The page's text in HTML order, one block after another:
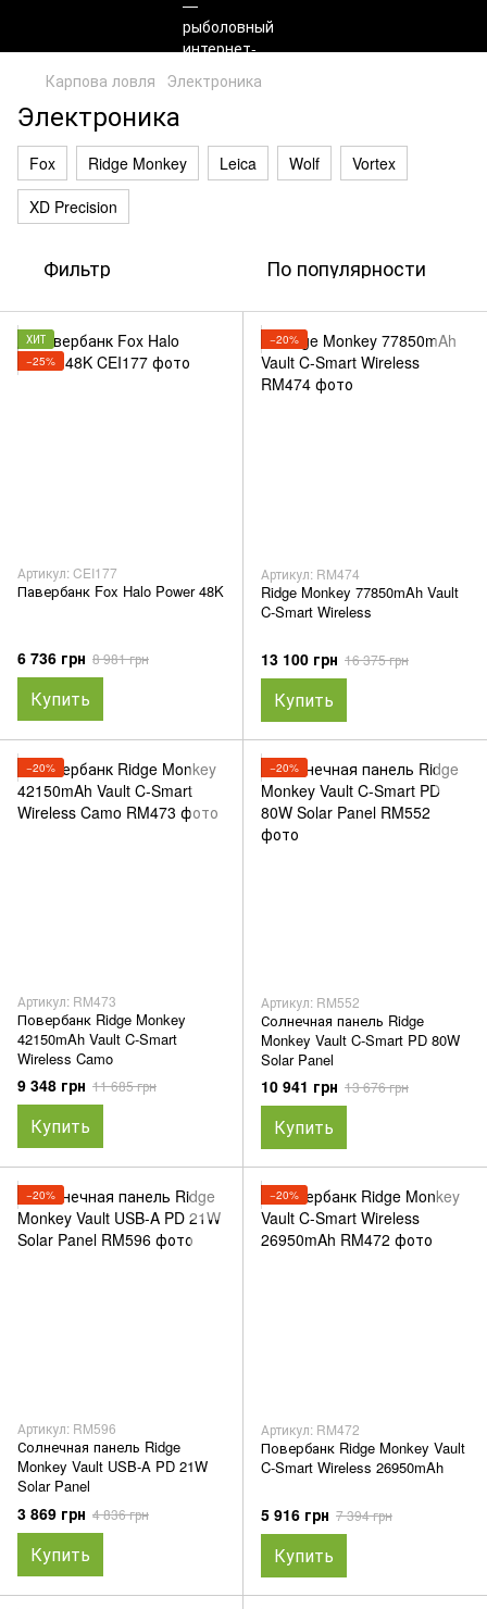
Карпова ловля Электроника
Электроника
Fox Ridge Monkey Leica Wolf
Vortex
XD Precision
Фильтр По популярности
ХИТ
−25%
Артикул: CEI177
Павербанк Fox Halo Power 48K
6 736 грн 8 981 грн
Купить
−20%
Артикул: RM474
Ridge Monkey 77850mAh Vault
C-Smart Wireless
13 100 грн 16 375 грн
Купить
−20%
Артикул: RM473
Повербанк Ridge Monkey
42150mAh Vault C-Smart
Wireless Camo
9 348 грн 11 685 грн
Купить
−20%
Артикул: RM552
Солнечная панель Ridge
Monkey Vault C-Smart PD 80W
Solar Panel
10 941 грн 13 676 грн
Купить
−20%
Артикул: RM596
Солнечная панель Ridge
Monkey Vault USB-A PD 21W
Solar Panel
3 869 грн 4 836 грн
Купить
−20%
Артикул: RM472
Повербанк Ridge Monkey Vault
C-Smart Wireless 26950mAh
5 916 грн 7 394 грн
Купить